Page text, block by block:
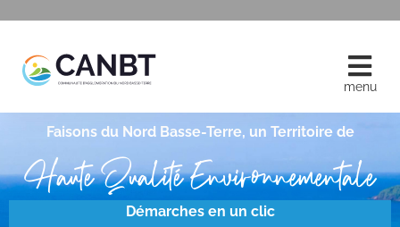
Faisons du Nord Basse-Terre, un Territoire de
Haute Qualité Environnementale
Démarches en un clic